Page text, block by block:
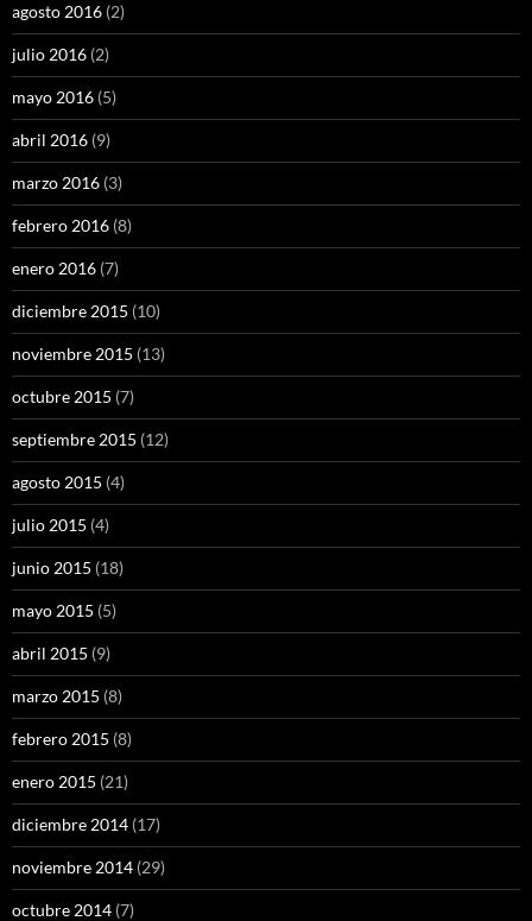
agosto 2016 (2)
julio 2016 (2)
mayo 2016 (5)
abril 2016 (9)
marzo 2016 (3)
febrero 2016 (8)
enero 2016 (7)
diciembre 2015 (10)
noviembre 2015 (13)
octubre 2015 (7)
septiembre 2015 (12)
agosto 2015 (4)
julio 2015 (4)
junio 2015 (18)
mayo 2015 (5)
abril 2015 (9)
marzo 2015 (8)
febrero 2015 (8)
enero 2015 (21)
diciembre 2014 (17)
noviembre 2014 (29)
octubre 2014 (7)